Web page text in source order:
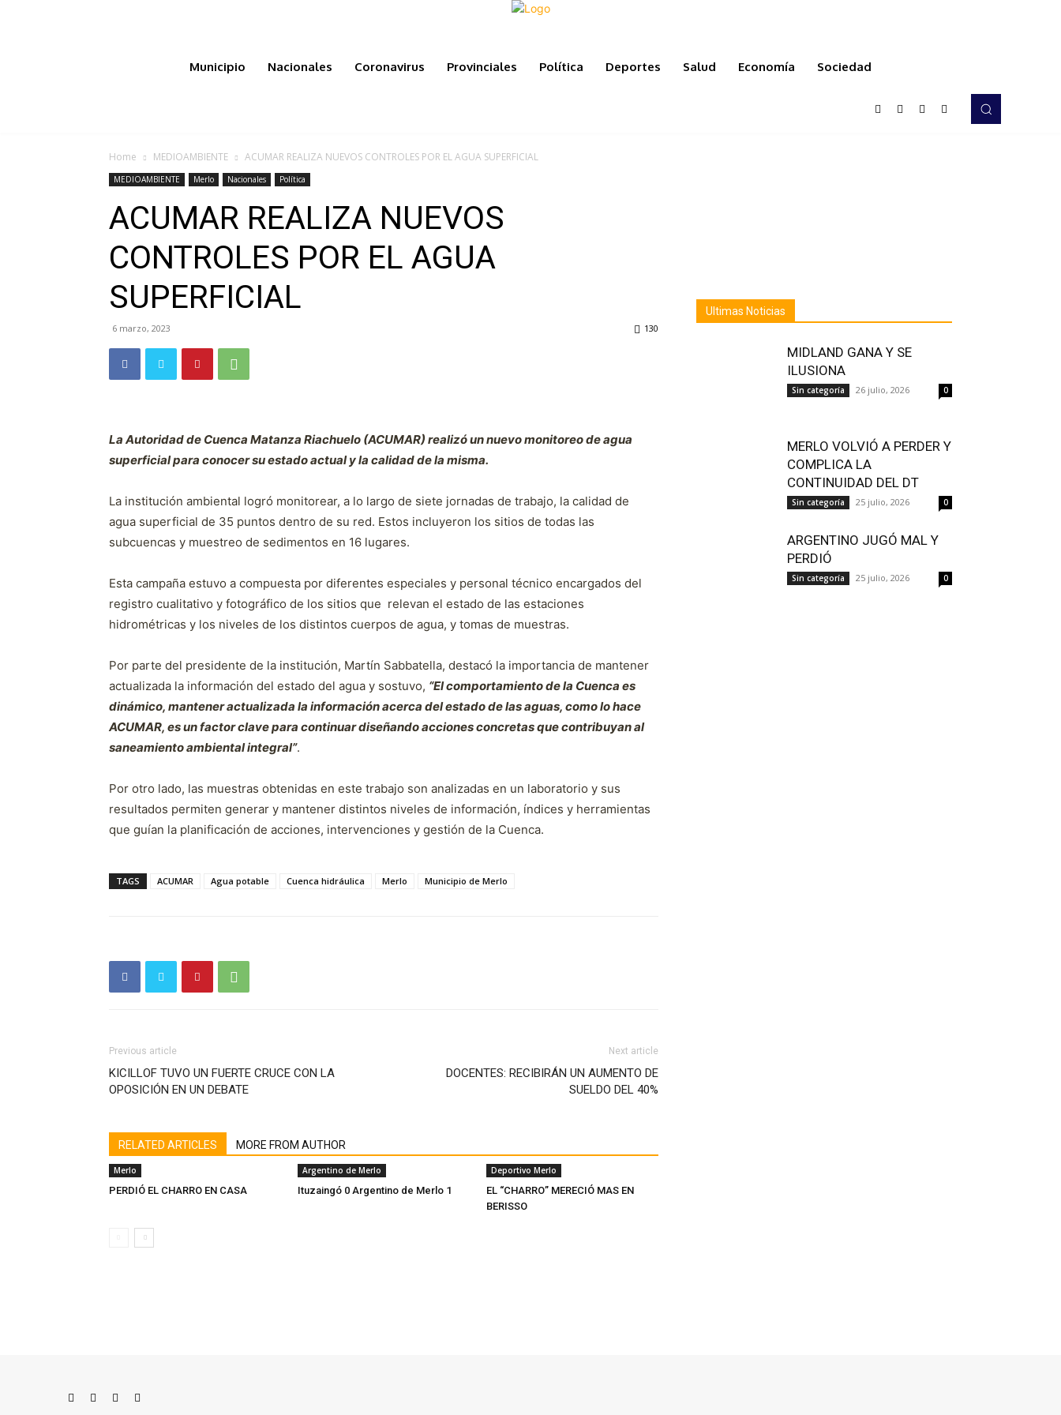
Municipio Nacionales Coronavirus Provinciales Política Deportes Salud Economía Sociedad
Home MEDIOAMBIENTE ACUMAR REALIZA NUEVOS CONTROLES POR EL AGUA SUPERFICIAL
MEDIOAMBIENTE Merlo Nacionales Política
ACUMAR REALIZA NUEVOS
CONTROLES POR EL AGUA
SUPERFICIAL
6 marzo, 2023 130
La Autoridad de Cuenca Matanza Riachuelo (ACUMAR) realizó un nuevo monitoreo de agua
superficial para conocer su estado actual y la calidad de la misma.
La institución ambiental logró monitorear, a lo largo de siete jornadas de trabajo, la calidad de
agua superficial de 35 puntos dentro de su red. Estos incluyeron los sitios de todas las
subcuencas y muestreo de sedimentos en 16 lugares.
Esta campaña estuvo a compuesta por diferentes especiales y personal técnico encargados del
registro cualitativo y fotográfico de los sitios que relevan el estado de las estaciones
hidrométricas y los niveles de los distintos cuerpos de agua, y tomas de muestras.
Por parte del presidente de la institución, Martín Sabbatella, destacó la importancia de mantener
actualizada la información del estado del agua y sostuvo, “El comportamiento de la Cuenca es
dinámico, mantener actualizada la información acerca del estado de las aguas, como lo hace
ACUMAR, es un factor clave para continuar diseñando acciones concretas que contribuyan al
saneamiento ambiental integral”.
Por otro lado, las muestras obtenidas en este trabajo son analizadas en un laboratorio y sus
resultados permiten generar y mantener distintos niveles de información, índices y herramientas
que guían la planificación de acciones, intervenciones y gestión de la Cuenca.
TAGS ACUMAR Agua potable Cuenca hidráulica Merlo Municipio de Merlo
Previous article
KICILLOF TUVO UN FUERTE CRUCE CON LA
OPOSICIÓN EN UN DEBATE
Next article
DOCENTES: RECIBIRÁN UN AUMENTO DE
SUELDO DEL 40%
RELATED ARTICLES MORE FROM AUTHOR
Merlo
PERDIÓ EL CHARRO EN CASA
Argentino de Merlo
Ituzaingó 0 Argentino de Merlo 1
Deportivo Merlo
EL “CHARRO” MERECIÓ MAS EN
BERISSO
Ultimas Noticias
MIDLAND GANA Y SE
ILUSIONA
Sin categoría 26 julio, 2026 0
MERLO VOLVIÓ A PERDER Y
COMPLICA LA
CONTINUIDAD DEL DT
Sin categoría 25 julio, 2026 0
ARGENTINO JUGÓ MAL Y
PERDIÓ
Sin categoría 25 julio, 2026 0